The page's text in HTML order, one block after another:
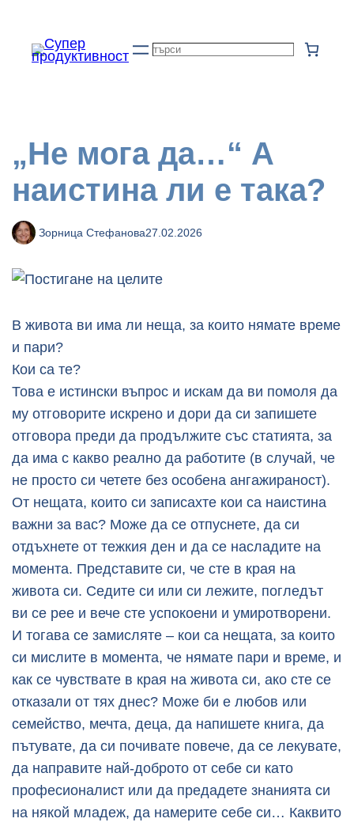
Търсене
„Не мога да…“ А
наистина ли е така?
Зорница Стефанова27.02.2026
В живота ви има ли неща, за които нямате време
и пари?
Кои са те?
Това е истински въпрос и искам да ви помоля да
му отговорите искрено и дори да си запишете
отговора преди да продължите със статията, за
да има с какво реално да работите (в случай, че
не просто си четете без особена ангажираност).
От нещата, които си записахте кои са наистина
важни за вас? Може да се отпуснете, да си
отдъхнете от тежкия ден и да се насладите на
момента. Представите си, че сте в края на
живота си. Седите си или си лежите, погледът
ви се рее и вече сте успокоени и умиротворени.
И тогава се замисляте – кои са нещата, за които
си мислите в момента, че нямате пари и време, и
как се чувствате в края на живота си, ако сте се
отказали от тях днес? Може би е любов или
семейство, мечта, деца, да напишете книга, да
пътувате, да си почивате повече, да се лекувате,
да направите най-доброто от себе си като
професионалист или да предадете знанията си
на някой младеж, да намерите себе си… Каквито